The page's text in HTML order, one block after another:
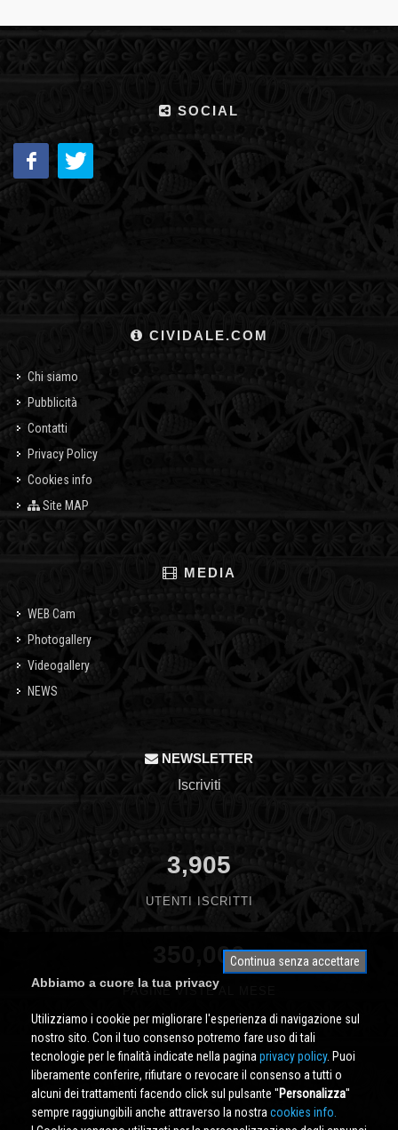
SOCIAL
CIVIDALE.COM
Chi siamo
Pubblicità
Contatti
Privacy Policy
Cookies info
Site MAP
MEDIA
WEB Cam
Photogallery
Videogallery
NEWS
NEWSLETTER
Iscriviti
3,905
UTENTI ISCRITTI
350,000
PAGINE VISTE AL MESE
Continua senza accettare
Abbiamo a cuore la tua privacy
Utilizziamo i cookie per migliorare l'esperienza di navigazione sul
nostro sito. Con il tuo consenso potremo fare uso di tali
tecnologie per le finalità indicate nella pagina privacy policy. Puoi
liberamente conferire, rifiutare o revocare il consenso a tutti o
alcuni dei trattamenti facendo click sul pulsante ''Personalizza''
sempre raggiungibili anche attraverso la nostra cookies info.